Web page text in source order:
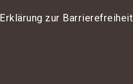
Erklärung zur Barrierefreiheit